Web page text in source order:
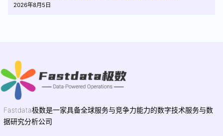
2026年8月5日
Fastdata极数是一家具备全球服务与竞争力能力的数字技术服务与数
据研究分析公司